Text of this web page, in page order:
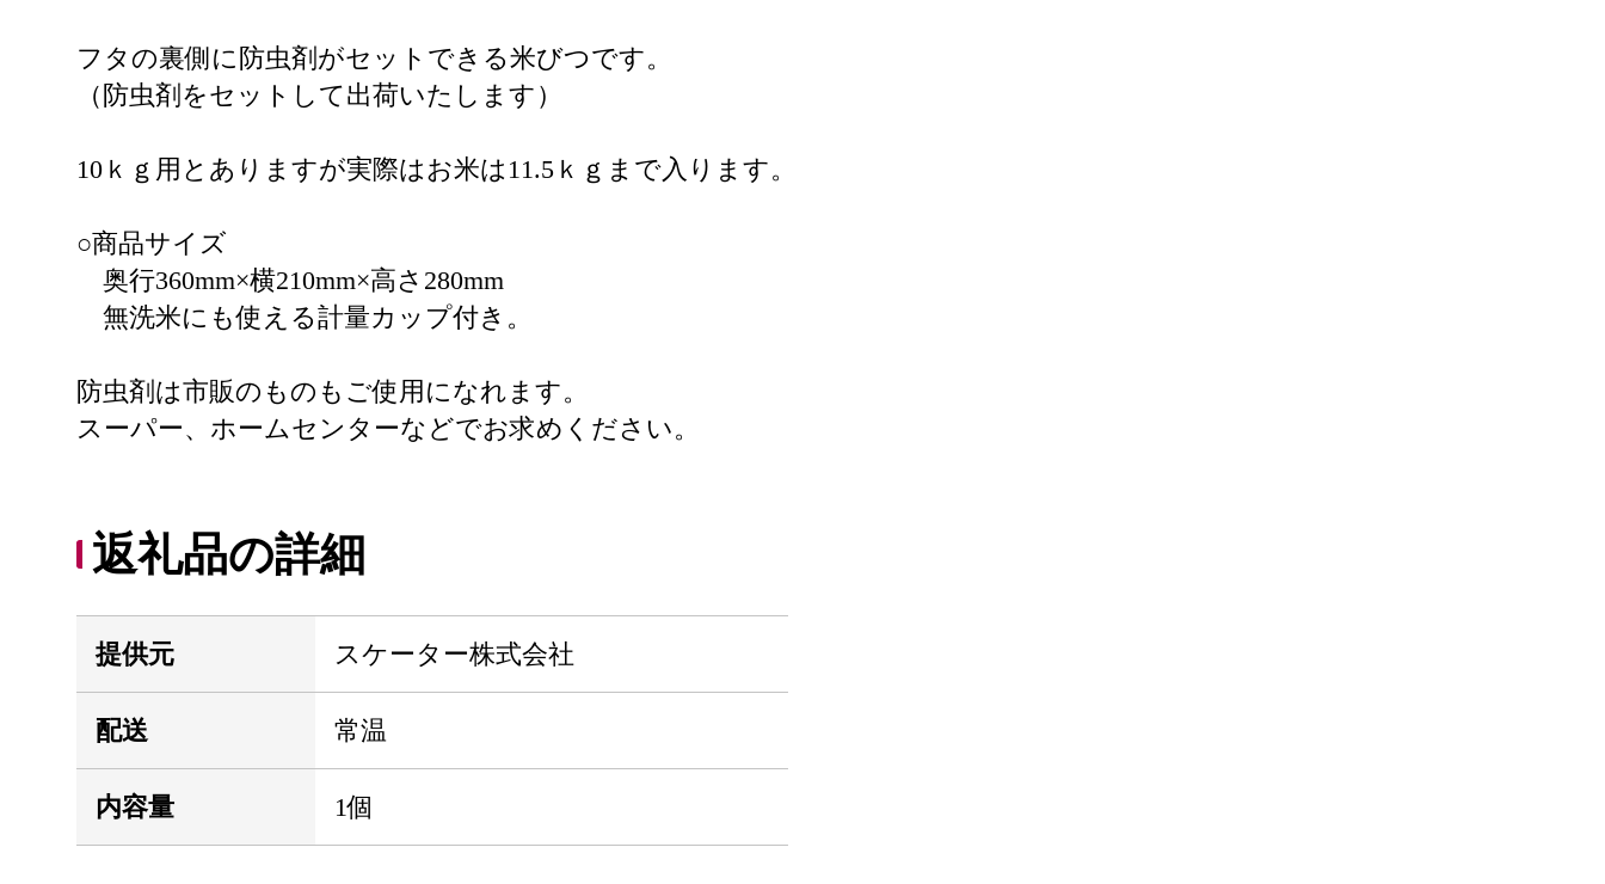
フタの裏側に防虫剤がセットできる米びつです。
（防虫剤をセットして出荷いたします）
10ｋｇ用とありますが実際はお米は11.5ｋｇまで入ります。
○商品サイズ
奥行360mm×横210mm×高さ280mm
無洗米にも使える計量カップ付き。
防虫剤は市販のものもご使用になれます。
スーパー、ホームセンターなどでお求めください。
返礼品の詳細
提供元 スケーター株式会社
配送 常温
内容量 1個